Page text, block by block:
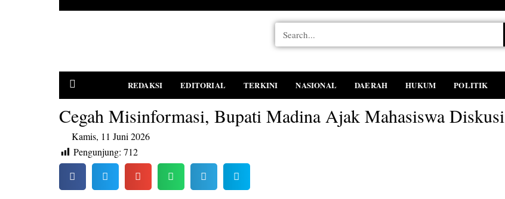
REDAKSI EDITORIAL TERKINI NASIONAL DAERAH HUKUM POLITIK
Cegah Misinformasi, Bupati Madina Ajak Mahasiswa Diskusi
Kamis, 11 Juni 2026
Pengunjung: 712